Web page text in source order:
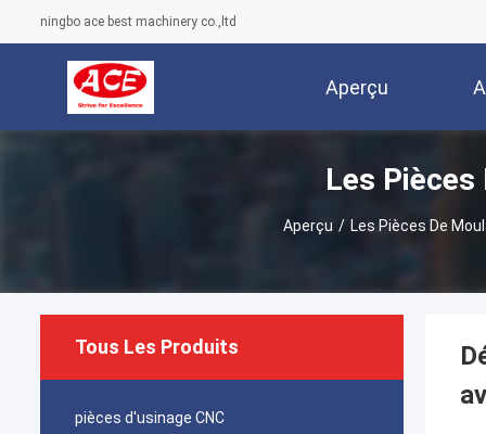
ningbo ace best machinery co.,ltd
Aperçu
Les
Aperçu / Les Pièces De
Tous Les Produits
pièces d'usinage CNC